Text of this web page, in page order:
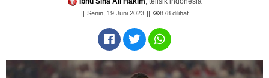
Senin, 19 Juni 2023 878dilihat